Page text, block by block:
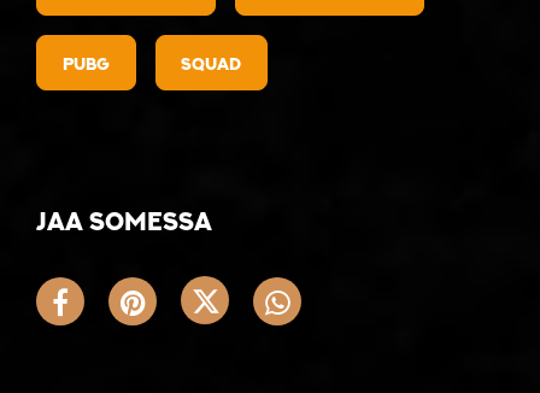
PUBG Squad
Jaa somessa